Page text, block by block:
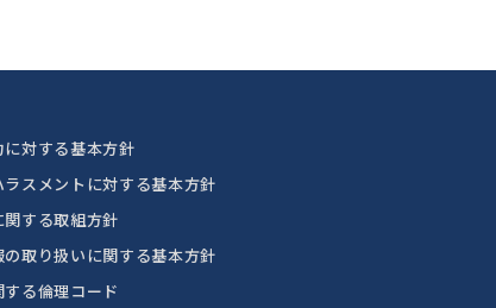
に対する基本方針
ラスメントに対する基本方針
する取組方針
の取り扱いに関する基本方針
る倫理コード